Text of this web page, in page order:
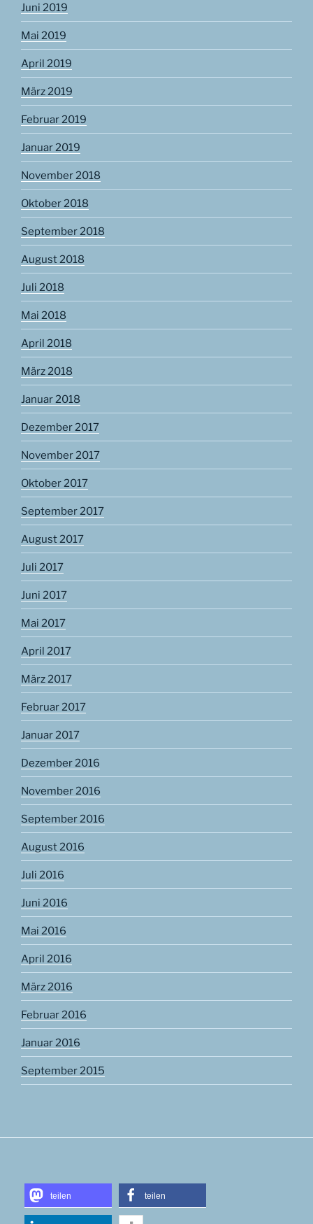
Juni 2019
Mai 2019
April 2019
März 2019
Februar 2019
Januar 2019
November 2018
Oktober 2018
September 2018
August 2018
Juli 2018
Mai 2018
April 2018
März 2018
Januar 2018
Dezember 2017
November 2017
Oktober 2017
September 2017
August 2017
Juli 2017
Juni 2017
Mai 2017
April 2017
März 2017
Februar 2017
Januar 2017
Dezember 2016
November 2016
September 2016
August 2016
Juli 2016
Juni 2016
Mai 2016
April 2016
März 2016
Februar 2016
Januar 2016
September 2015
teilen teilen